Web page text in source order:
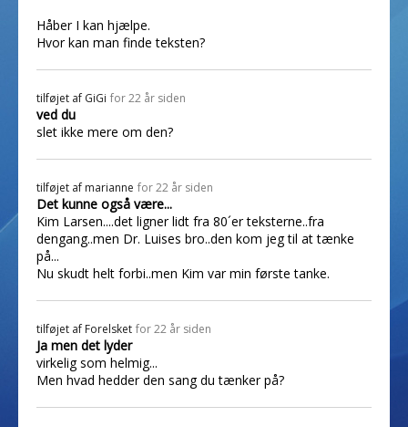
Håber I kan hjælpe.
Hvor kan man finde teksten?
tilføjet af GiGi for 22 år siden
ved du
slet ikke mere om den?
tilføjet af marianne for 22 år siden
Det kunne også være...
Kim Larsen....det ligner lidt fra 80´er teksterne..fra
dengang..men Dr. Luises bro..den kom jeg til at tænke
på...
Nu skudt helt forbi..men Kim var min første tanke.
tilføjet af Forelsket for 22 år siden
Ja men det lyder
virkelig som helmig...
Men hvad hedder den sang du tænker på?